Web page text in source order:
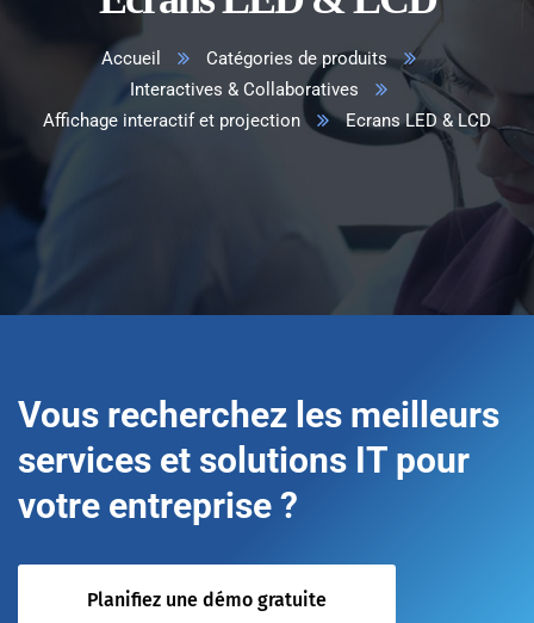
Accueil
Catégories de produits
Interactives & Collaboratives
Affichage interactif et projection
Ecrans LED & LCD
Vous recherchez les meilleurs
services et solutions IT pour
votre entreprise ?
Planifiez une démo gratuite